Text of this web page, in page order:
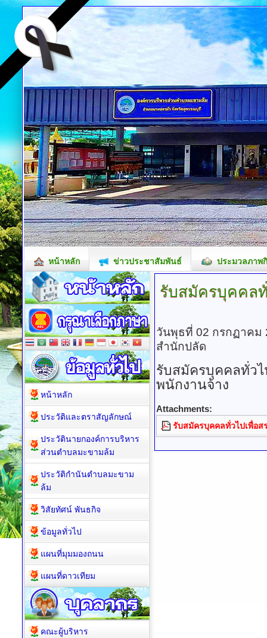
หน้าหลัก ข่าวประชาสัมพันธ์ ประมวลภาพ
รับสมัครบุคคลทั่
วันพุธที่ 02 กรกฏาคม
สำนักปลัด
รับสมัครบุคคลทั่วไ
พนักงานจ้าง
Attachments:
รับสมัครบุคคลทั่วไปเพื่อส
หน้าหลัก
ประวัติและตราสัญลักษณ์
ประวัตินายกองค์การบริหาร
ส่วนตำบลมะขามล้ม
ประวัติกำนันตำบลมะขาม
ล้ม
วิสัยทัศน์ พันธกิจ
ข้อมูลทั่วไป
แผนที่มุมมองถนน
แผนที่ดาวเทียม
คณะผู้บริหาร